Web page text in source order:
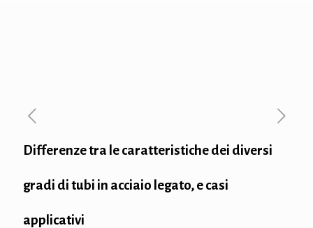
Differenze tra le caratteristiche dei diversi
gradi di tubi in acciaio legato, e casi
applicativi